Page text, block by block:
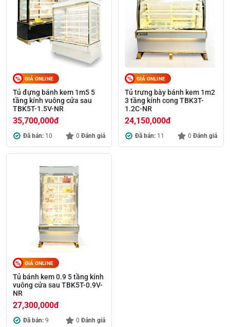
GIÁ ONLINE
Tủ đựng bánh kem 1m5 5
tầng kính vuông cửa sau
TBK5T-1.5V-NR
35,700,000đ
Đã bán: 10 0 Đánh giá
GIÁ ONLINE
Tủ trưng bày bánh kem 1m2
3 tầng kính cong TBK3T-
1.2C-NR
24,150,000đ
Đã bán: 11 0 Đánh giá
GIÁ ONLINE
Tủ bánh kem 0.9 5 tầng kính
vuông cửa sau TBK5T-0.9V-
NR
27,300,000đ
Đã bán: 9 0 Đánh giá